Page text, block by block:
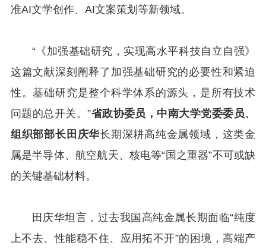
准AI文学创作、AI文案策划等新领域。
“《加强基础研究，实现高水平科技自立自强》
这篇文献深刻阐释了加强基础研究的必要性和紧迫
性。基础研究是整个科学体系的源头，是所有技术
问题的总开关。”省政协委员，中南大学党委委员、
组织部部长田庆华长期深耕高纯金属领域，这类金
属是半导体、航空航天、核电等“国之重器”不可或缺
的关键基础材料。
田庆华坦言，过去我国高纯金属长期面临“纯度
上不去、性能稳不住、应用拓不开”的困境，高端产